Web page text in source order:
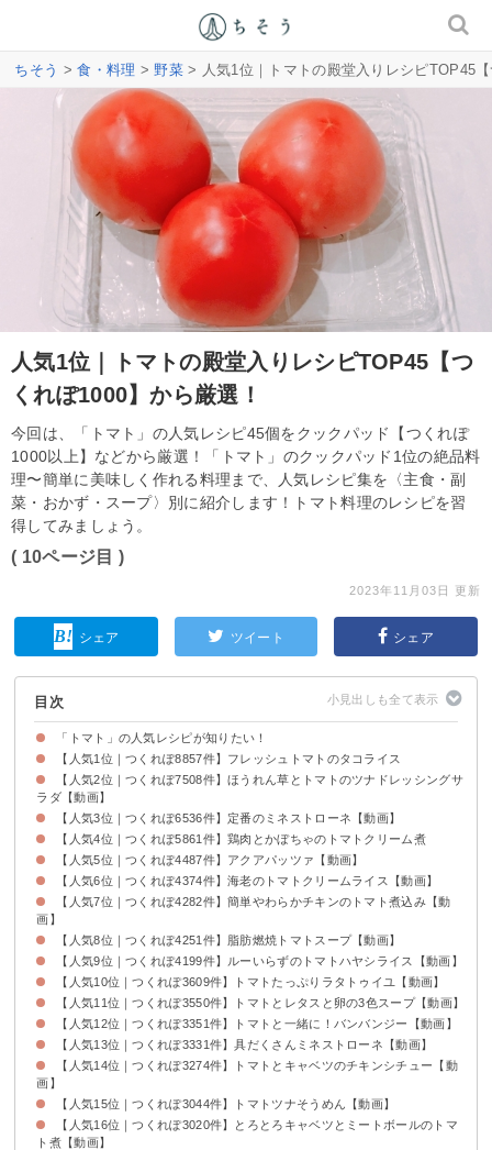
ちそう >食・料理 >野菜> 人気1位｜トマトの殿堂入りレシピTOP45
人気1位｜トマトの殿堂入りレシピTOP45【つ
くれぽ1000】から厳選！
今回は、「トマト」の人気レシピ45個をクックパッド【つくれぽ
1000以上】などから厳選！「トマト」のクックパッド1位の絶品料
理〜簡単に美味しく作れる料理まで、人気レシピ集を〈主食・副
菜・おかず・スープ〉別に紹介します！トマト料理のレシピを習
得してみましょう。
( 10ページ目 )
2023年11月03日 更新
シェア ツイート シェア
目次
「トマト」の人気レシピが知りたい！
【人気1位｜つくれぽ8857件】フレッシュトマトのタコライス
【人気2位｜つくれぽ7508件】ほうれん草とトマトのツナドレッシングサ
ラダ【動画】
【人気3位｜つくれぽ6536件】定番のミネストローネ【動画】
【人気4位｜つくれぽ5861件】鶏肉とかぼちゃのトマトクリーム煮
【人気5位｜つくれぽ4487件】アクアパッツァ【動画】
【人気6位｜つくれぽ4374件】海老のトマトクリームライス【動画】
【人気7位｜つくれぽ4282件】簡単やわらかチキンのトマト煮込み【動
画】
【人気8位｜つくれぽ4251件】脂肪燃焼トマトスープ【動画】
【人気9位｜つくれぽ4199件】ルーいらずのトマトハヤシライス【動画】
【人気10位｜つくれぽ3609件】トマトたっぷりラタトゥイユ【動画】
【人気11位｜つくれぽ3550件】トマトとレタスと卵の3色スープ【動画】
【人気12位｜つくれぽ3351件】トマトと一緒に！バンバンジー【動画】
【人気13位｜つくれぽ3331件】具だくさんミネストローネ【動画】
【人気14位｜つくれぽ3274件】トマトとキャベツのチキンシチュー【動
画】
【人気15位｜つくれぽ3044件】トマトツナそうめん【動画】
【人気16位｜つくれぽ3020件】とろとろキャベツとミートボールのトマ
ト煮【動画】